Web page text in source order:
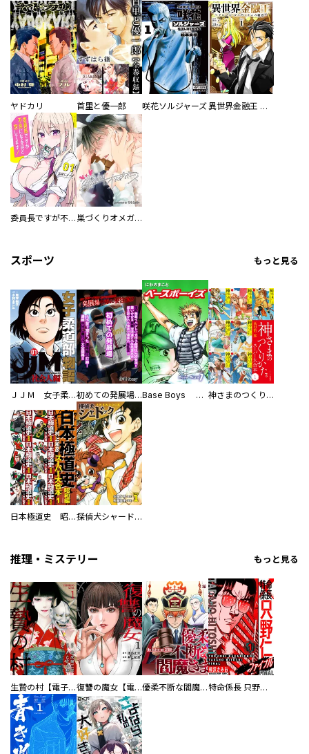
ヤドカリ 首里と優一郎 咲花ソルジャーズ 異世界金融王 ～クローネ・ゴルディオンの覇道～
委員長ですが不良になるほど恋してます！ 巣づくりオメガバース
スポーツ もっと見る
ＪＪＭ 女子柔道部物語 社会人編 初めての発展場 【白抜き修正版】 Base Boys 新装版 神さまのつくりかた。スーパー大合本
日本極道史 昭和編 スーパー大合本 探偵犬シャードック（新装版）
推理・ミステリー もっと見る
生贄の村【電子単行本版】 復讐の魔女【電子単行本版】 優柔不断な閻魔さま 特命係長 只野仁ファイナル 愛蔵版